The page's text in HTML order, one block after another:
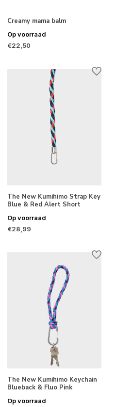
Creamy mama balm
Op voorraad
€22,50
The New Kumihimo Strap Key
Blue & Red Alert Short
Op voorraad
€28,99
The New Kumihimo Keychain
Blueback & Fluo Pink
Op voorraad